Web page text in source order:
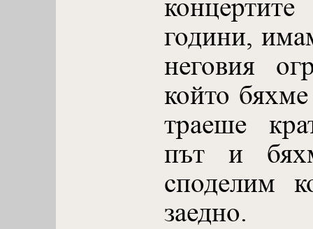
години,
неговия
който
траеше
път и
споделим
заедно.